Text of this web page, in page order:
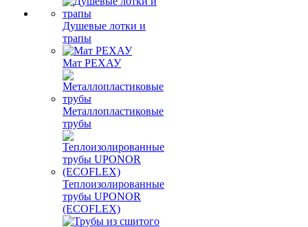
Душевые лотки и
трапы
Мат РЕХАУ
Металлопластиковые
трубы
Теплоизолированные
трубы UPONOR
(ECOFLEX)